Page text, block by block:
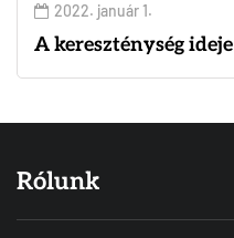
2022. január 1.
A kereszténység ideje
Rólunk